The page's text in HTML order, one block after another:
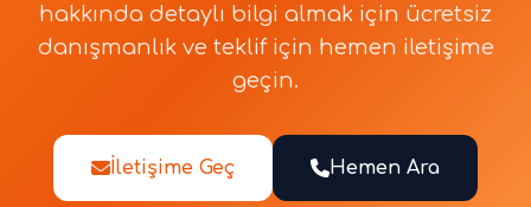
hakkında detaylı bilgi almak için ücretsiz
danışmanlık ve teklif için hemen iletişime
geçin.
İletişime Geç Hemen Ara